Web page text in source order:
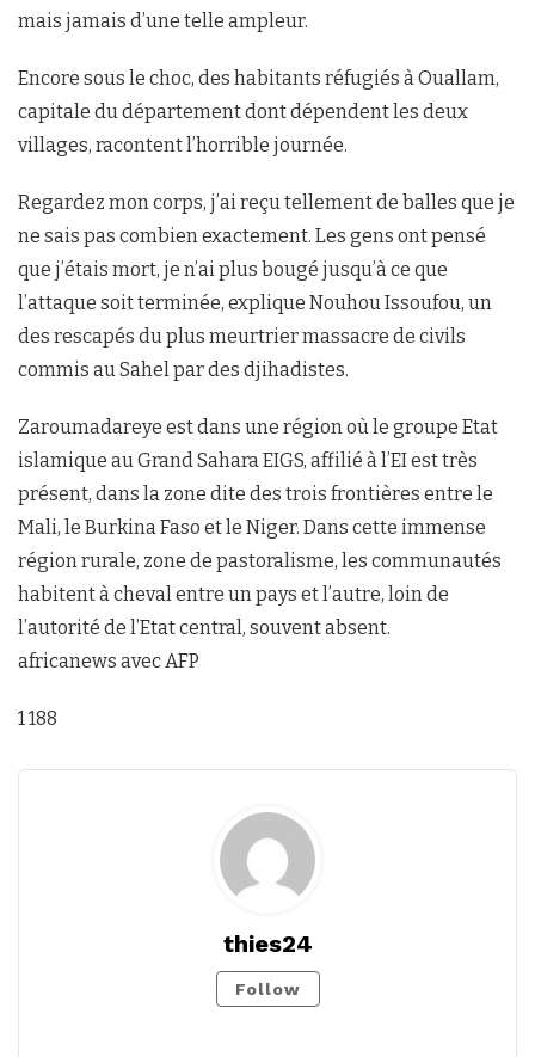
mais jamais d’une telle ampleur.
Encore sous le choc, des habitants réfugiés à Ouallam,
capitale du département dont dépendent les deux
villages, racontent l’horrible journée.
Regardez mon corps, j’ai reçu tellement de balles que je
ne sais pas combien exactement. Les gens ont pensé
que j’étais mort, je n’ai plus bougé jusqu’à ce que
l’attaque soit terminée, explique Nouhou Issoufou, un
des rescapés du plus meurtrier massacre de civils
commis au Sahel par des djihadistes.
Zaroumadareye est dans une région où le groupe Etat
islamique au Grand Sahara EIGS, affilié à l’EI est très
présent, dans la zone dite des trois frontières entre le
Mali, le Burkina Faso et le Niger. Dans cette immense
région rurale, zone de pastoralisme, les communautés
habitent à cheval entre un pays et l’autre, loin de
l’autorité de l’Etat central, souvent absent.
africanews avec AFP
1 188
thies24
Follow